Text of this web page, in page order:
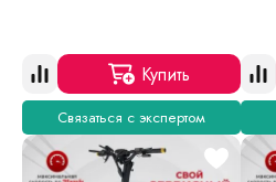
Купить
Связаться с экспертом